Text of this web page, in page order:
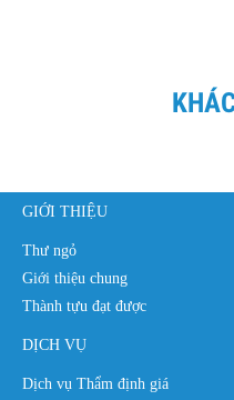
GIỚI THIỆU
Thư ngỏ
Giới thiệu chung
Thành tựu đạt được
DỊCH VỤ
Dịch vụ Thẩm định giá